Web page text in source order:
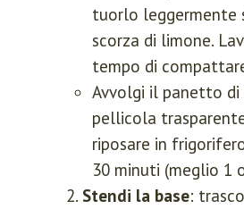
tuorlo leggermente
scorza di limone.
tempo di
Avvolgi il panetto
pellicola
riposare in
30 minuti (meglio 1
Stendi la base: